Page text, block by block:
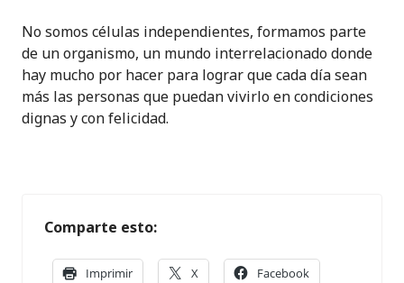
No somos células independientes, formamos parte
de un organismo, un mundo interrelacionado donde
hay mucho por hacer para lograr que cada día sean
más las personas que puedan vivirlo en condiciones
dignas y con felicidad.
Comparte esto:
Imprimir X Facebook